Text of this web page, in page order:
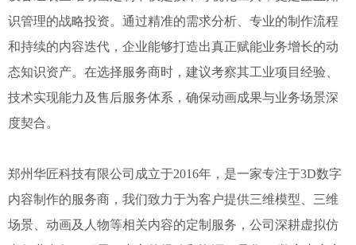
识管理的战略投资。通过精准的需求分析、专业的制作流程
和持续的内容迭代，企业能够打造出真正赋能业务增长的动
态知识资产。在选择服务商时，建议考察其工业项目经验、
技术实现能力及售后服务体系，确保动画成果与业务场景深
度契合。
郑州华匠科技有限公司成立于2016年，是一家专注于3D数字
内容制作的服务商，我们致力于为客户提供三维模型、三维
场景、动画及人物等相关内容的定制服务，公司深耕虚拟仿